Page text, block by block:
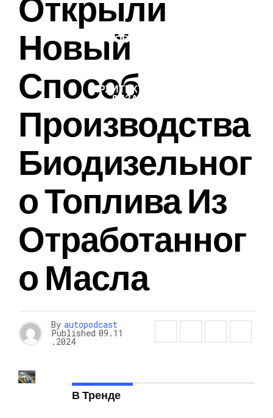
НОВОСТИ
АРХИТЕКТУРА И
ДИЗАЙН
Новый
Способ
Производства
Биодизельног
О Топлива Из
Отработанног
О Масла
By autopodcast
Published 09.11
.2024
В Тренде